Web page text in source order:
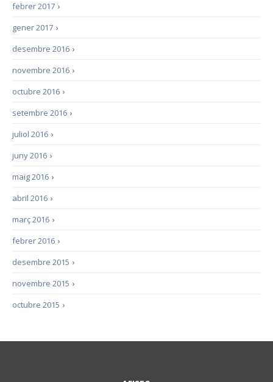
›
febrer 2017
›
gener 2017
›
desembre 2016
›
novembre 2016
›
octubre 2016
›
setembre 2016
›
juliol 2016
›
juny 2016
›
maig 2016
›
abril 2016
›
març 2016
›
febrer 2016
›
desembre 2015
›
novembre 2015
›
octubre 2015